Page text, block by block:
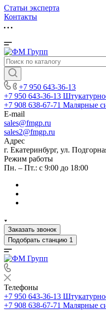
Статьи эксперта
Контакты
+7 950 643-36-13
+7 950 643-36-13
+7 908 638-67-71 Малярные
E-mail
sales@fmgp.ru
sales2@fmgp.ru
Адрес
г. Екатеринбург, ул.
Режим работы
Пн. – Пт.: с 9:00 до 18:00
Заказать звонок
Подобрать станцию 1
Телефоны
+7 950 643-36-13
+7 908 638-67-71 Малярные